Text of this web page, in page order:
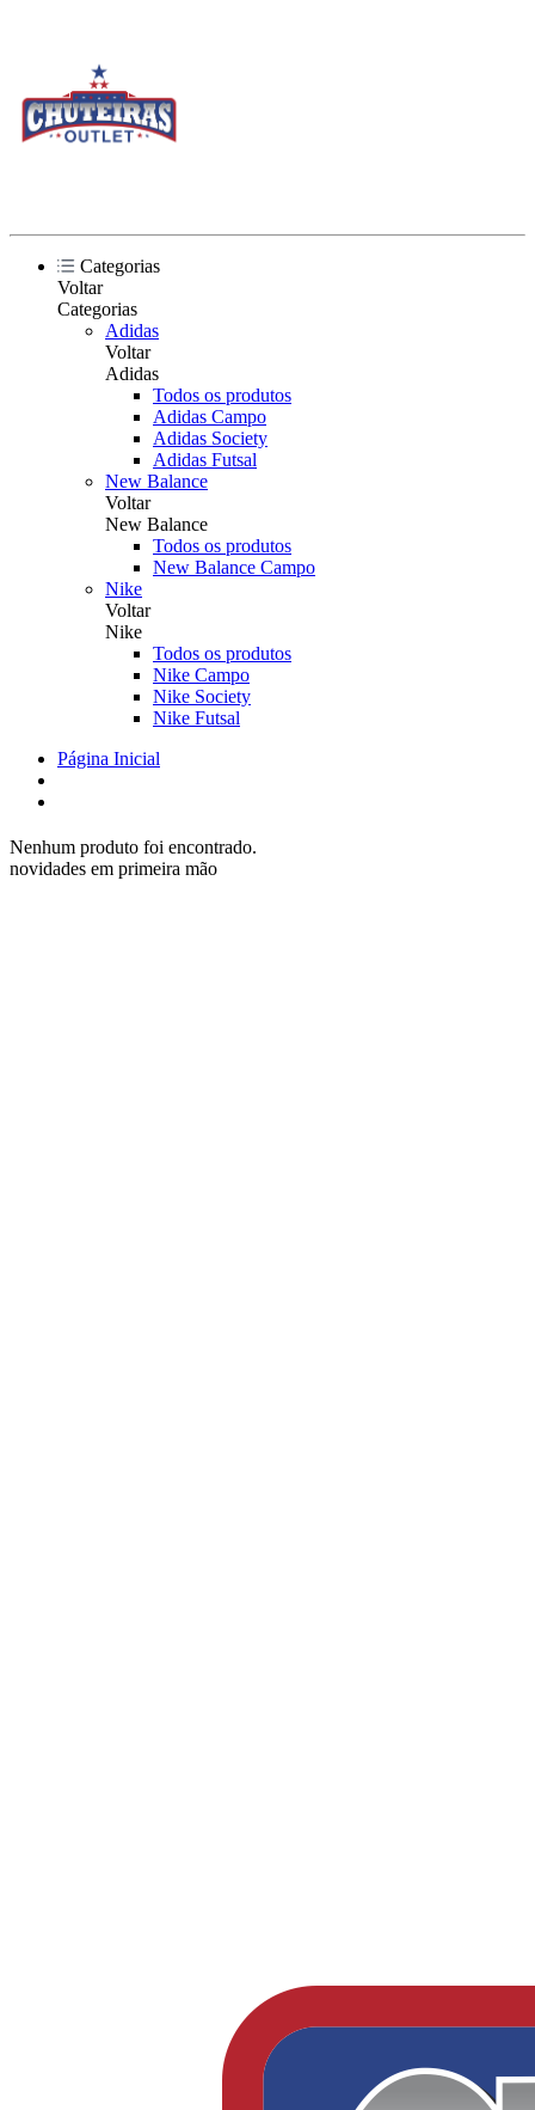
Categorias
Voltar
Categorias
Adidas
Voltar
Adidas
Todos os produtos
Adidas Campo
Adidas Society
Adidas Futsal
New Balance
Voltar
New Balance
Todos os produtos
New Balance Campo
Nike
Voltar
Nike
Todos os produtos
Nike Campo
Nike Society
Nike Futsal
Página Inicial
Nenhum produto foi encontrado.
novidades em primeira mão